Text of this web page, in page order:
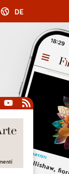
DE